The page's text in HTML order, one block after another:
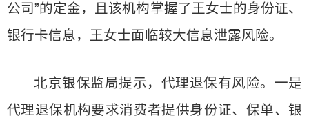
公司”的定金，且该机构掌握了王女士的身份证、
银行卡信息，王女士面临较大信息泄露风险。
北京银保监局提示，代理退保有风险。一是
代理退保机构要求消费者提供身份证、保单、银